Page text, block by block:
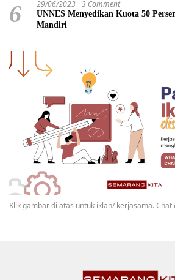
6 29/06/2023 3 Comment
UNNES Menyedikan Kuota 50
Mandiri
Klik gambar di atas untuk iklan/ kerjasama. Chat